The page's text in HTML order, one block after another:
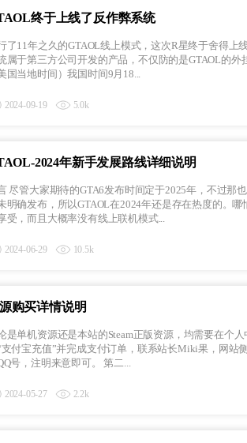
终于上线了反作弊系统
了11年之久的GTAOL线上模式，这次R星终于舍得
属于第三方公司开发的产品，不仅防的是GTAOL的外挂，同时
美国当地时间）我国时间9月18...
2024-09-19 5.0k
2024年新手发展路线详细说明
主机端，PC端上市的时间官方
明确发布，所以GTAOL在2024年还是存在热度的。
受，而且大概率没有线上联机模式...
2024-06-29 10.5k
购买详情说明
是单机资源还是本站的Steam正版资源，均需要在个
支付宝充值”并完成支付订单，联系站长Miki果，网站
个QQ号，注明来意即可。 第二...
2024-05-27 2.2k